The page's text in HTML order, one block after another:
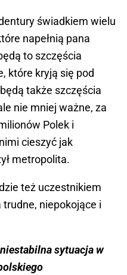
świadkiem wielu
napełnią pana
to szczęścia
które kryją się pod
także szczęścia
nie mniej ważne, za
Polek i
cieszyć jak
metropolita.
też uczestnikiem
trudne, niepokojące i
sytuacja w